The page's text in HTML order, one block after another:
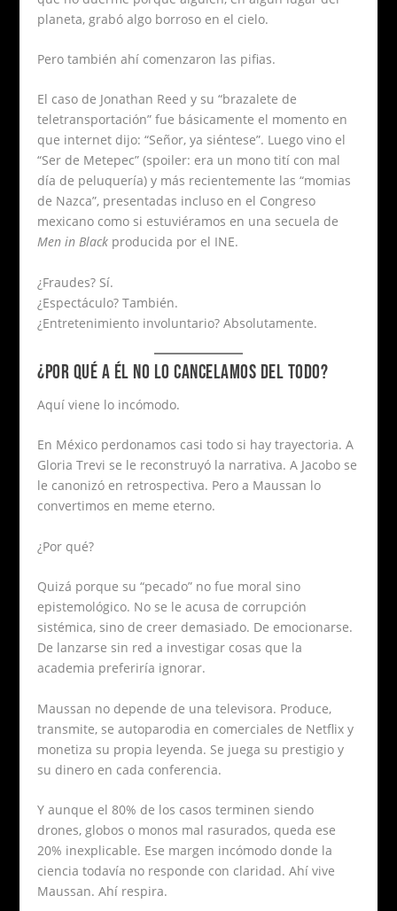
planeta, grabó algo borroso en el cielo.
Pero también ahí comenzaron las pifias.
El caso de Jonathan Reed y su “brazalete de
teletransportación” fue básicamente el momento en
que internet dijo: “Señor, ya siéntese”. Luego vino el
“Ser de Metepec” (spoiler: era un mono tití con mal
día de peluquería) y más recientemente las “momias
de Nazca”, presentadas incluso en el Congreso
mexicano como si estuviéramos en una secuela de
Men in Black producida por el INE.
¿Fraudes? Sí.
¿Espectáculo? También.
¿Entretenimiento involuntario? Absolutamente.
¿POR QUÉ A ÉL NO LO CANCELAMOS DEL TODO?
Aquí viene lo incómodo.
En México perdonamos casi todo si hay trayectoria. A
Gloria Trevi se le reconstruyó la narrativa. A Jacobo se
le canonizó en retrospectiva. Pero a Maussan lo
convertimos en meme eterno.
¿Por qué?
Quizá porque su “pecado” no fue moral sino
epistemológico. No se le acusa de corrupción
sistémica, sino de creer demasiado. De emocionarse.
De lanzarse sin red a investigar cosas que la
academia preferiría ignorar.
Maussan no depende de una televisora. Produce,
transmite, se autoparodia en comerciales de Netflix y
monetiza su propia leyenda. Se juega su prestigio y
su dinero en cada conferencia.
Y aunque el 80% de los casos terminen siendo
drones, globos o monos mal rasurados, queda ese
20% inexplicable. Ese margen incómodo donde la
ciencia todavía no responde con claridad. Ahí vive
Maussan. Ahí respira.